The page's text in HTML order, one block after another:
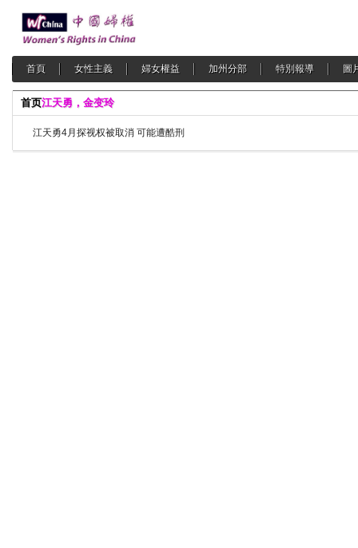
首頁 女性主義 婦女權益 加州分部 特別報導 圖
首页江天勇，金变玲
江天勇4月探视权被取消 可能遭酷刑